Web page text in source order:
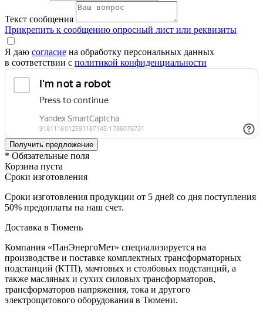
Текст сообщения
Прикрепить к сообщению опросный лист или реквизиты
Я даю согласие на обработку персональных данных
в соответствии с политикой конфиденциальности
* Обязательные поля
Корзина пуста
Сроки изготовления
Сроки изготовления продукции от 5 дней со дня поступления
50% предоплаты на наш счет.
Доставка в Тюмень
Компания «ПанЭнергоМет» специализируется на
производстве и поставке комплектных трансформаторных
подстанций (КТП), мачтовых и столбовых подстанций, а
также масляных и сухих силовых трансформаторов,
трансформаторов напряжения, тока и другого
электрощитового оборудования в Тюмени.